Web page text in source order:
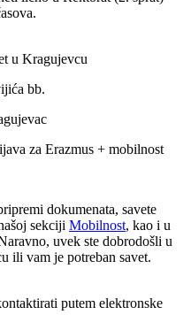
u Kragujevcu
bb.
za Erazmus + mobilnost
dokumenata, savete
sekciji Mobilnost, kao i u
uvek ste dobrodošli u
ili vam je potreban savet.
putem elektronske